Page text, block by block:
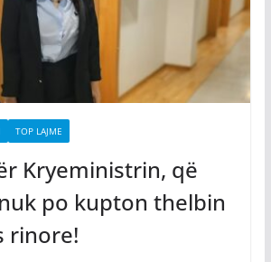
TOP LAJME
Kryeministrin, që
po kupton thelbin
rinore!